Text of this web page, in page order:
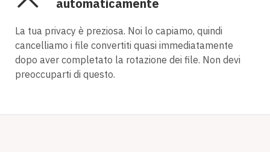
automaticamente
La tua privacy è preziosa. Noi lo capiamo, quindi
cancelliamo i file convertiti quasi immediatamente
dopo aver completato la rotazione dei file. Non devi
preoccuparti di questo.